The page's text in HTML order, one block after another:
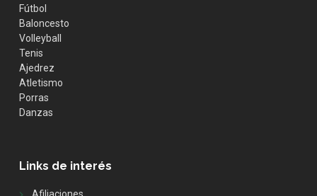
Fútbol
Baloncesto
Volleyball
Tenis
Ajedrez
Atletismo
Porras
Danzas
Links de interés